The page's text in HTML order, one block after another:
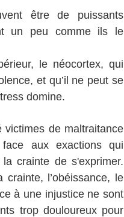
être de puissants
un peu comme ils le
le néocortex, qui
et qu’il ne peut se
domine.
de maltraitance
aux exactions qui
crainte de s'exprimer.
l’obéissance, le
à une injustice ne sont
trop douloureux pour